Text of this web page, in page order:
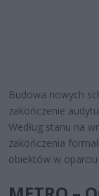
Budowa nowych
zakończenie
Według stanu na
zakończenia
obiektów w